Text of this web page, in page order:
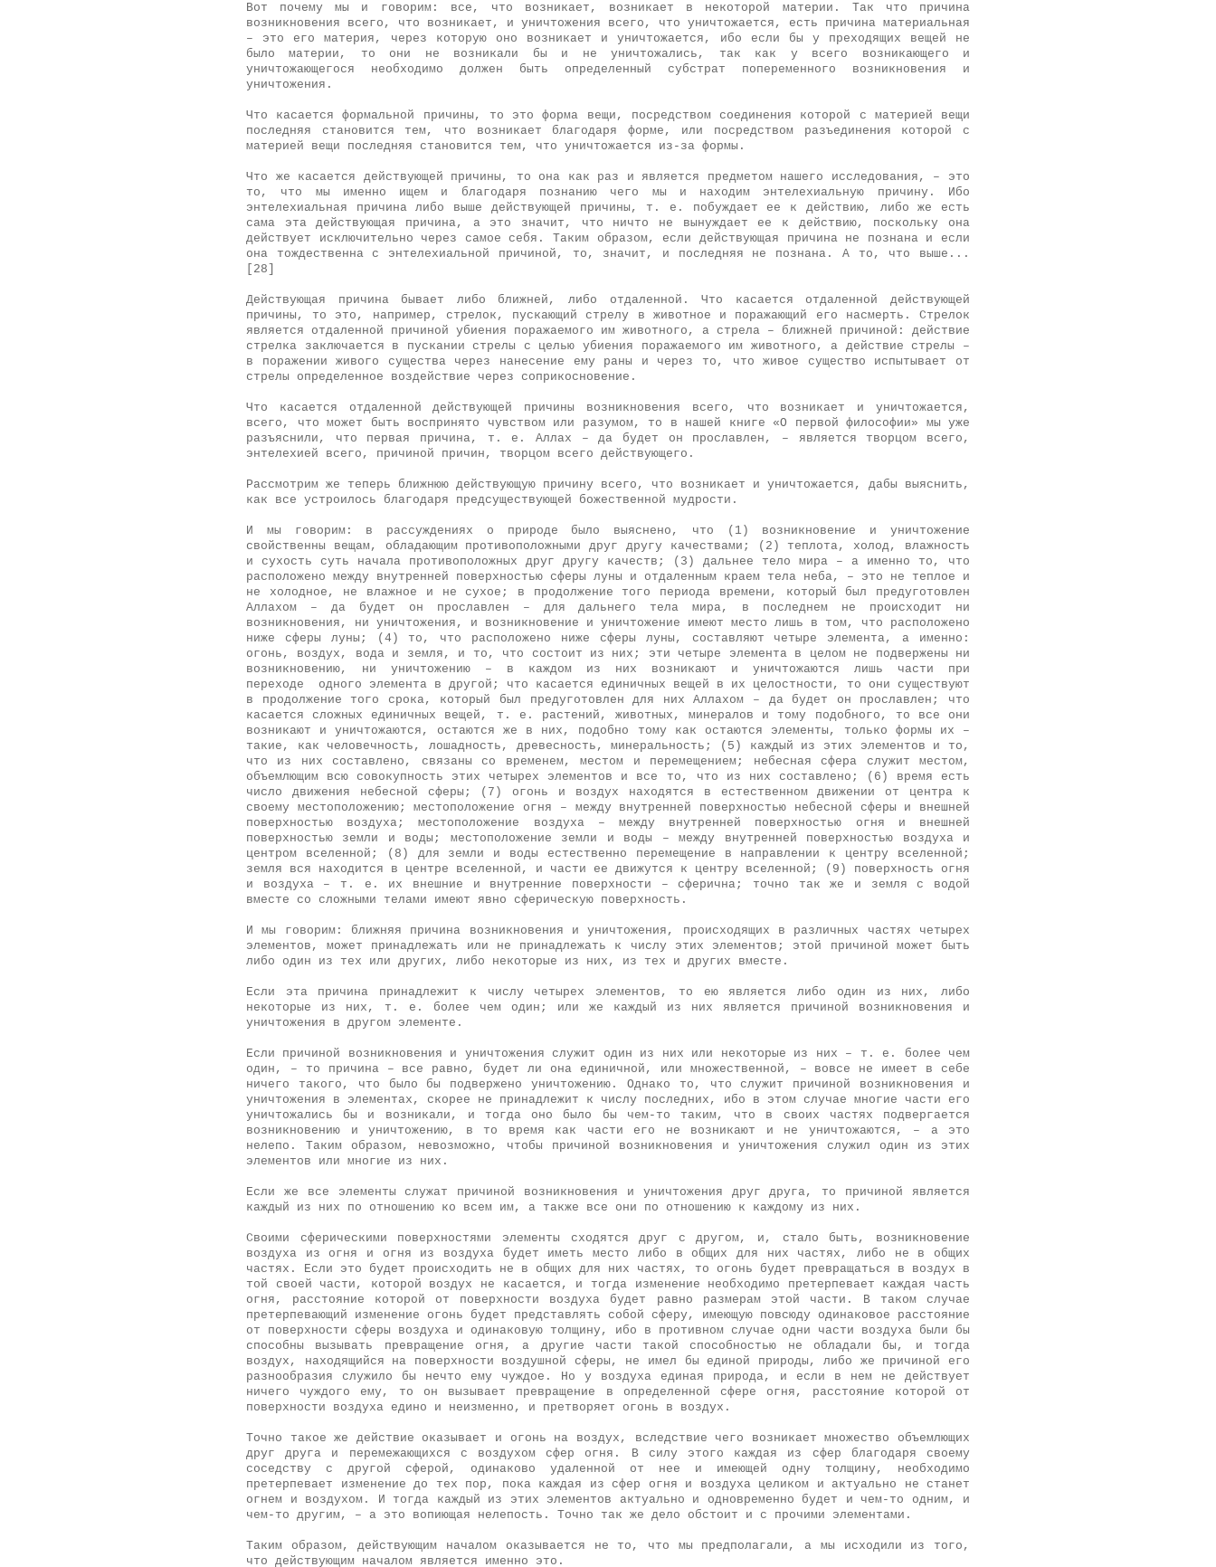
Вот почему мы и говорим: все, что возникает, возникает в некоторой материи. Так что причина
возникновения всего, что возникает, и уничтожения всего, что уничтожается, есть причина материальная
– это его материя, через которую оно возникает и уничтожается, ибо если бы у преходящих вещей не
было материи, то они не возникали бы и не уничтожались, так как у всего возникающего и
уничтожающегося необходимо должен быть определенный субстрат попеременного возникновения и
уничтожения.
Что касается формальной причины, то это форма вещи, посредством соединения которой с материей вещи
последняя становится тем, что возникает благодаря форме, или посредством разъединения которой с
материей вещи последняя становится тем, что уничтожается из-за формы.
Что же касается действующей причины, то она как раз и является предметом нашего исследования, – это
то, что мы именно ищем и благодаря познанию чего мы и находим энтелехиальную причину. Ибо
энтелехиальная причина либо выше действующей причины, т. е. побуждает ее к действию, либо же есть
сама эта действующая причина, а это значит, что ничто не вынуждает ее к действию, поскольку она
действует исключительно через самое себя. Таким образом, если действующая причина не познана и если
она тождественна с энтелехиальной причиной, то, значит, и последняя не познана. А то, что выше...
[28]
Действующая причина бывает либо ближней, либо отдаленной. Что касается отдаленной действующей
причины, то это, например, стрелок, пускающий стрелу в животное и поражающий его насмерть. Стрелок
является отдаленной причиной убиения поражаемого им животного, а стрела – ближней причиной: действие
стрелка заключается в пускании стрелы с целью убиения поражаемого им животного, а действие стрелы –
в поражении живого существа через нанесение ему раны и через то, что живое существо испытывает от
стрелы определенное воздействие через соприкосновение.
Что касается отдаленной действующей причины возникновения всего, что возникает и уничтожается,
всего, что может быть воспринято чувством или разумом, то в нашей книге «О первой философии» мы уже
разъяснили, что первая причина, т. е. Аллах – да будет он прославлен, – является творцом всего,
энтелехией всего, причиной причин, творцом всего действующего.
Рассмотрим же теперь ближнюю действующую причину всего, что возникает и уничтожается, дабы выяснить,
как все устроилось благодаря предсуществующей божественной мудрости.
И мы говорим: в рассуждениях о природе было выяснено, что (1) возникновение и уничтожение
свойственны вещам, обладающим противоположными друг другу качествами; (2) теплота, холод, влажность
и сухость суть начала противоположных друг другу качеств; (3) дальнее тело мира – а именно то, что
расположено между внутренней поверхностью сферы луны и отдаленным краем тела неба, – это не теплое и
не холодное, не влажное и не сухое; в продолжение того периода времени, который был предуготовлен
Аллахом – да будет он прославлен – для дальнего тела мира, в последнем не происходит ни
возникновения, ни уничтожения, и возникновение и уничтожение имеют место лишь в том, что расположено
ниже сферы луны; (4) то, что расположено ниже сферы луны, составляют четыре элемента, а именно:
огонь, воздух, вода и земля, и то, что состоит из них; эти четыре элемента в целом не подвержены ни
возникновению, ни уничтожению – в каждом из них возникают и уничтожаются лишь части при
переходе одного элемента в другой; что касается единичных вещей в их целостности, то они существуют
в продолжение того срока, который был предуготовлен для них Аллахом – да будет он прославлен; что
касается сложных единичных вещей, т. е. растений, животных, минералов и тому подобного, то все они
возникают и уничтожаются, остаются же в них, подобно тому как остаются элементы, только формы их –
такие, как человечность, лошадность, древесность, минеральность; (5) каждый из этих элементов и то,
что из них составлено, связаны со временем, местом и перемещением; небесная сфера служит местом,
объемлющим всю совокупность этих четырех элементов и все то, что из них составлено; (6) время есть
число движения небесной сферы; (7) огонь и воздух находятся в естественном движении от центра к
своему местоположению; местоположение огня – между внутренней поверхностью небесной сферы и внешней
поверхностью воздуха; местоположение воздуха – между внутренней поверхностью огня и внешней
поверхностью земли и воды; местоположение земли и воды – между внутренней поверхностью воздуха и
центром вселенной; (8) для земли и воды естественно перемещение в направлении к центру вселенной;
земля вся находится в центре вселенной, и части ее движутся к центру вселенной; (9) поверхность огня
и воздуха – т. е. их внешние и внутренние поверхности – сферична; точно так же и земля с водой
вместе со сложными телами имеют явно сферическую поверхность.
И мы говорим: ближняя причина возникновения и уничтожения, происходящих в различных частях четырех
элементов, может принадлежать или не принадлежать к числу этих элементов; этой причиной может быть
либо один из тех или других, либо некоторые из них, из тех и других вместе.
Если эта причина принадлежит к числу четырех элементов, то ею является либо один из них, либо
некоторые из них, т. е. более чем один; или же каждый из них является причиной возникновения и
уничтожения в другом элементе.
Если причиной возникновения и уничтожения служит один из них или некоторые из них – т. е. более чем
один, – то причина – все равно, будет ли она единичной, или множественной, – вовсе не имеет в себе
ничего такого, что было бы подвержено уничтожению. Однако то, что служит причиной возникновения и
уничтожения в элементах, скорее не принадлежит к числу последних, ибо в этом случае многие части его
уничтожались бы и возникали, и тогда оно было бы чем-то таким, что в своих частях подвергается
возникновению и уничтожению, в то время как части его не возникают и не уничтожаются, – а это
нелепо. Таким образом, невозможно, чтобы причиной возникновения и уничтожения служил один из этих
элементов или многие из них.
Если же все элементы служат причиной возникновения и уничтожения друг друга, то причиной является
каждый из них по отношению ко всем им, а также все они по отношению к каждому из них.
Своими сферическими поверхностями элементы сходятся друг с другом, и, стало быть, возникновение
воздуха из огня и огня из воздуха будет иметь место либо в общих для них частях, либо не в общих
частях. Если это будет происходить не в общих для них частях, то огонь будет превращаться в воздух в
той своей части, которой воздух не касается, и тогда изменение необходимо претерпевает каждая часть
огня, расстояние которой от поверхности воздуха будет равно размерам этой части. В таком случае
претерпевающий изменение огонь будет представлять собой сферу, имеющую повсюду одинаковое расстояние
от поверхности сферы воздуха и одинаковую толщину, ибо в противном случае одни части воздуха были бы
способны вызывать превращение огня, а другие части такой способностью не обладали бы, и тогда
воздух, находящийся на поверхности воздушной сферы, не имел бы единой природы, либо же причиной его
разнообразия служило бы нечто ему чуждое. Но у воздуха единая природа, и если в нем не действует
ничего чуждого ему, то он вызывает превращение в определенной сфере огня, расстояние которой от
поверхности воздуха едино и неизменно, и претворяет огонь в воздух.
Точно такое же действие оказывает и огонь на воздух, вследствие чего возникает множество объемлющих
друг друга и перемежающихся с воздухом сфер огня. В силу этого каждая из сфер благодаря своему
соседству с другой сферой, одинаково удаленной от нее и имеющей одну толщину, необходимо
претерпевает изменение до тех пор, пока каждая из сфер огня и воздуха целиком и актуально не станет
огнем и воздухом. И тогда каждый из этих элементов актуально и одновременно будет и чем-то одним, и
чем-то другим, – а это вопиющая нелепость. Точно так же дело обстоит и с прочими элементами.
Таким образом, действующим началом оказывается не то, что мы предполагали, а мы исходили из того,
что действующим началом является именно это.